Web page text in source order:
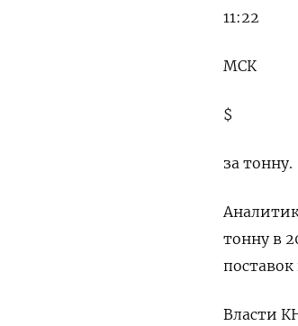
11:22
МСК
$
за тонну.
тонну в
поставок
Власти